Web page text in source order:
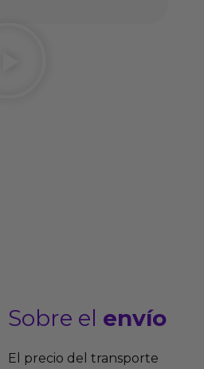
Sobre el envío
El precio del transporte